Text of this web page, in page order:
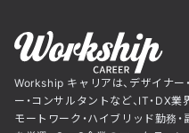
Workship キャリアは、デザイナー
ー・コンサルタントなど、IT・DX
モートワーク・ハイブリッド勤務